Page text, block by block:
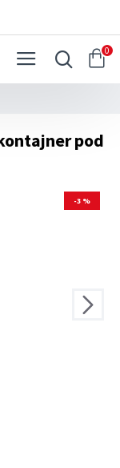
0
pod
-3 %